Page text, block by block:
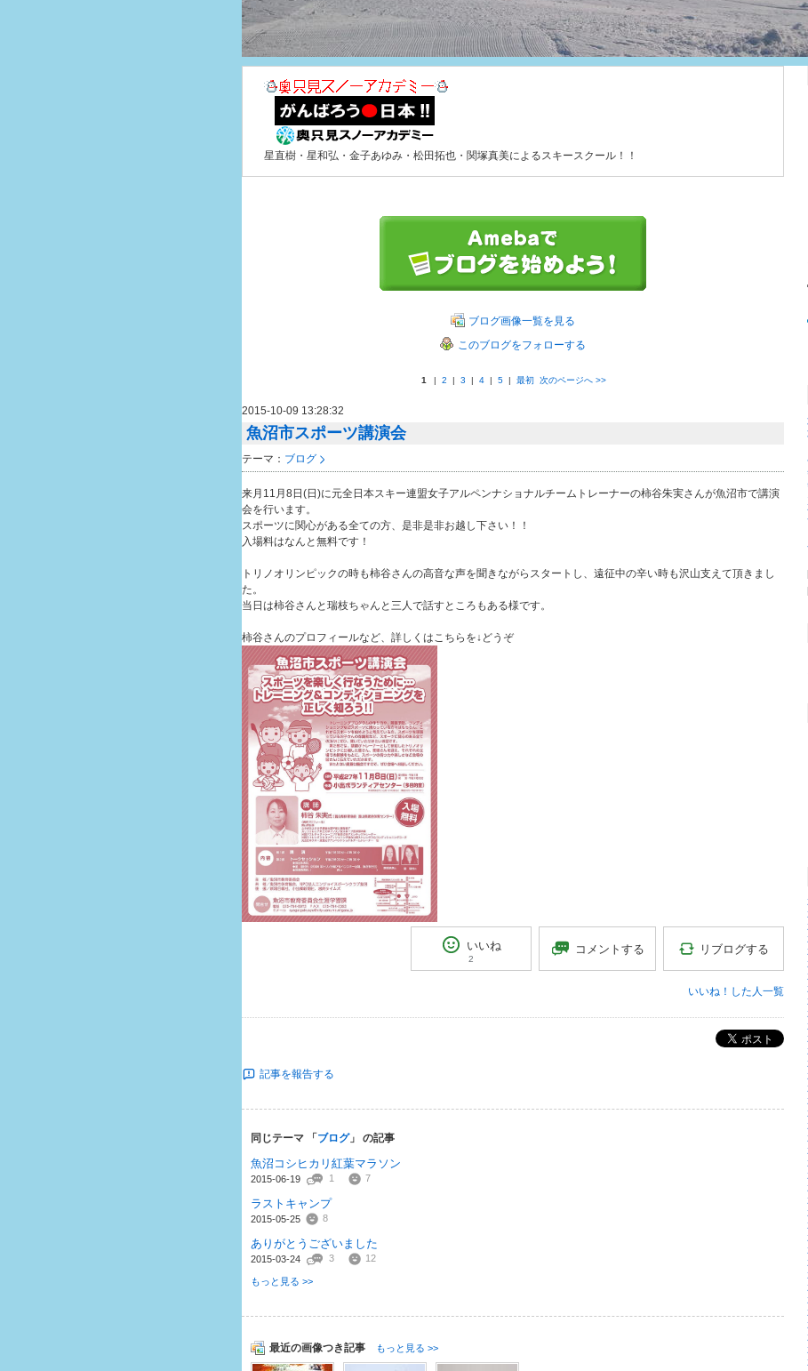
星直樹・星和弘・金子あゆみ・松田拓也・関塚真美によるスキースクール！！
ブログ画像一覧を見る
このブログをフォローする
1 | 2 | 3 | 4 | 5 | 最初 次のページへ >>
2015-10-09 13:28:32
魚沼市スポーツ講演会
テーマ： ブログ
来月11月8日(日)に元全日本スキー連盟女子アルペンナショナルチームトレーナーの柿谷朱実さんが魚沼市で講演
会を行います。
スポーツに関心がある全ての方、是非是非お越し下さい！！
入場料はなんと無料です！
トリノオリンピックの時も柿谷さんの高音な声を聞きながらスタートし、遠征中の辛い時も沢山支えて頂きまし
た。
当日は柿谷さんと瑞枝ちゃんと三人で話すところもある様です。
柿谷さんのプロフィールなど、詳しくはこちらを↓どうぞ
いいね
2
コメントする リブログする
いいね！した人一覧
ポスト
記事を報告する
同じテーマ 「 ブログ」 の記事
魚沼コシヒカリ紅葉マラソン
2015-06-19 1 7
ラストキャンプ
2015-05-25 8
ありがとうございました
2015-03-24 3 12
もっと見る >>
最近の画像つき記事 もっと見る >>